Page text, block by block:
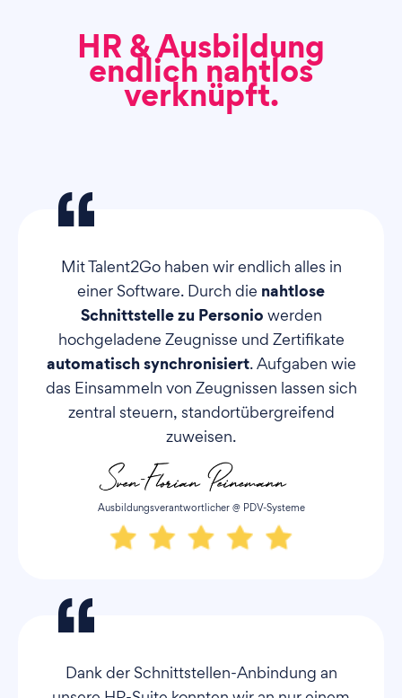
HR & Ausbildung
endlich nahtlos
verknüpft.
Mit Talent2Go haben wir endlich alles in
einer Software. Durch die nahtlose
Schnittstelle zu Personio werden
hochgeladene Zeugnisse und Zertifikate
automatisch synchronisiert. Aufgaben wie
das Einsammeln von Zeugnissen lassen sich
zentral steuern, standortübergreifend
zuweisen.
Ausbildungsverantwortlicher @ PDV-Systeme
Dank der Schnittstellen-Anbindung an